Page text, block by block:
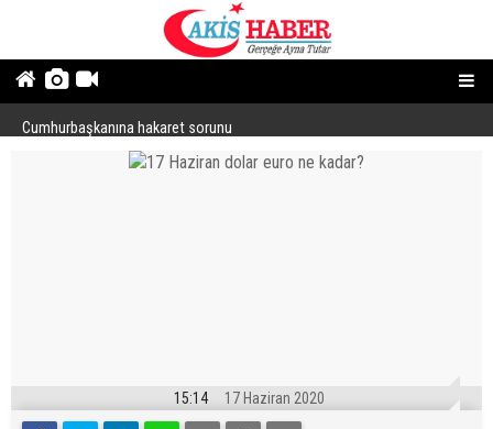
154 kaçak villa ile 3 milyarlık rant
Cumhurbaşkanına hakaret sorunu
15:14 17 Haziran 2020